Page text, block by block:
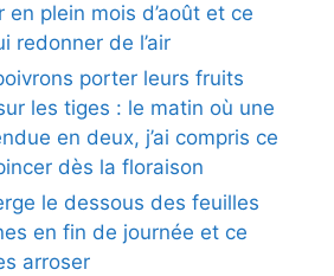
en plein mois d’août et ce
redonner de l’air
porter leurs fruits
les tiges : le matin où une
en deux, j’ai compris ce
dès la floraison
le dessous des feuilles
en fin de journée et ce
arroser